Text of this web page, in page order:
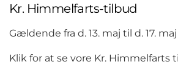
Kr. Himmelfarts-tilbud
Gældende fra d. 13. maj til d. 17.
Klik for at se vore Kr. Himmelfarts